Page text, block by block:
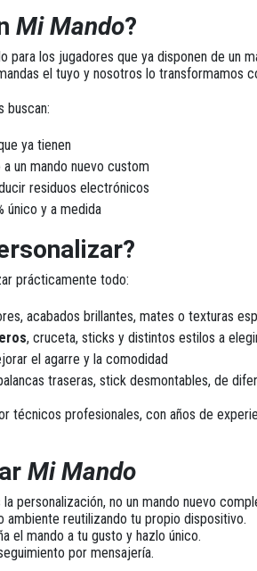
Mi Mando?
para los jugadores que ya disponen de un
el tuyo y nosotros lo transformamos
buscan:
ya tienen
un mando nuevo custom
residuos electrónicos
único y a medida
prácticamente todo:
acabados brillantes, mates o texturas
, cruceta, sticks y distintos estilos a
el agarre y la comodidad
traseras, stick desmontables, de
técnicos profesionales, con años de
Mi Mando
la personalización, no un mando nuevo
ambiente reutilizando tu propio dispositivo.
el mando a tu gusto y hazlo único.
por mensajería.